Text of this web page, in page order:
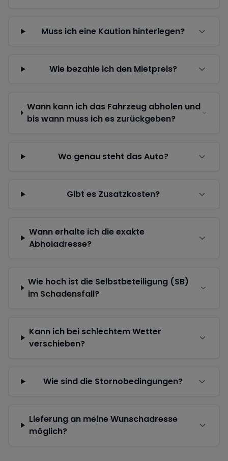
Muss ich eine Kaution hinterlegen?
Wie bezahle ich den Mietpreis?
Wann kann ich das Fahrzeug abholen und
bis wann muss ich es zurückgeben?
Wo genau steht das Auto?
Gibt es Zusatzkosten?
Wann erhalte ich die exakte
Abholadresse?
Wie hoch ist die Selbstbeteiligung (SB)
im Schadensfall?
Kann ich bei schlechtem Wetter
verschieben?
Wie sind die Stornobedingungen?
Lieferung an meine Wunschadresse
möglich?